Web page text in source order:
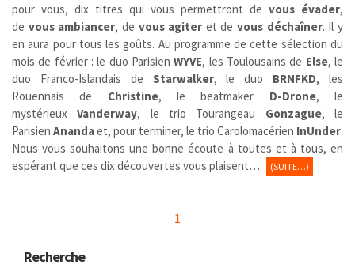
pour vous, dix titres qui vous permettront de vous évader,
de vous ambiancer, de vous agiter et de vous déchaîner. Il y
en aura pour tous les goûts. Au programme de cette sélection du
mois de février : le duo ParisienWYVE, les Toulousains de Else, le
duo Franco-Islandais de Starwalker, le duo BRNFKD, les
Rouennais de Christine, le beatmaker D-Drone, le
mystérieuxVanderway, le trio Tourangeau Gonzague, le
Parisien Anandaet, pour terminer, le trio Carolomacérien InUnder.
Nous vous souhaitons une bonne écoute à toutes et à tous, en
espérant que ces dix découvertes vous plaisent…
(SUITE…)
1
Recherche